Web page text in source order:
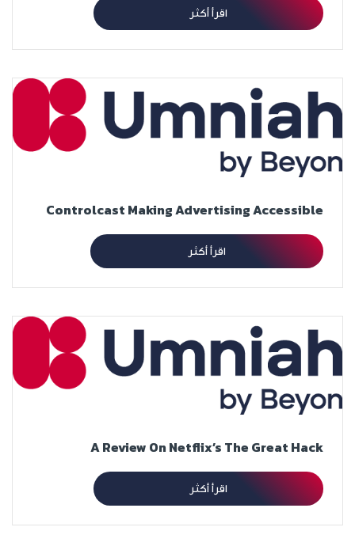
اقرأ أكثر
Controlcast Making Advertising Accessible
اقرأ أكثر
A Review On Netflix’s The Great Hack
اقرأ أكثر